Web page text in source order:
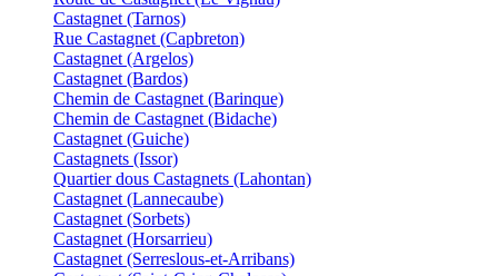
Castagnet (Tarnos)
Rue Castagnet (Capbreton)
Castagnet (Argelos)
Castagnet (Bardos)
Chemin de Castagnet (Barinque)
Chemin de Castagnet (Bidache)
Castagnet (Guiche)
Castagnets (Issor)
Quartier dous Castagnets (Lahontan)
Castagnet (Lannecaube)
Castagnet (Sorbets)
Castagnet (Horsarrieu)
Castagnet (Serreslous-et-Arribans)